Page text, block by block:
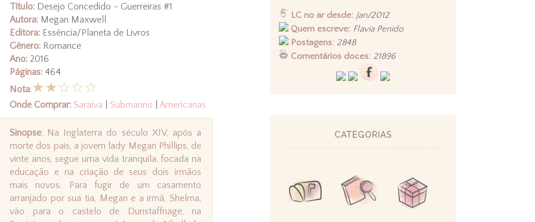
Título: Desejo Concedido - Guerreiras #1
Autora: Megan Maxwell
Editora: Essência/Planeta de Livros
Gênero: Romance
Ano: 2016
Páginas: 464
Nota:★★☆☆☆
Onde Comprar: Saraiva Submarino Americanas
Sinopse: Na Inglaterra do século XIV, após a
morte dos pais, a jovem lady Megan Phillips, de
vinte anos, segue uma vida tranquila, focada na
educação e na criação de seus dois irmãos
mais novos. Para fugir de um casamento
arranjado por sua tia, Megan e a irmã, Shelma,
vão para o castelo de Dunstaffnage, na
LC no ar desde: Jan/2012
Quem escreve: Flavia Penido
Postagens: 2848
Comentários doces: 21896
CATEGORIAS